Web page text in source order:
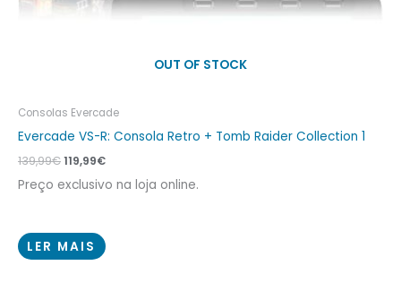
OUT OF STOCK
Consolas Evercade
Evercade VS-R: Consola Retro + Tomb Raider Collection 1
139,99€119,99€
Preço exclusivo na loja online.
LER MAIS